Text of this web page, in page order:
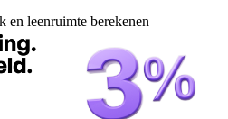
en leenruimte berekenen